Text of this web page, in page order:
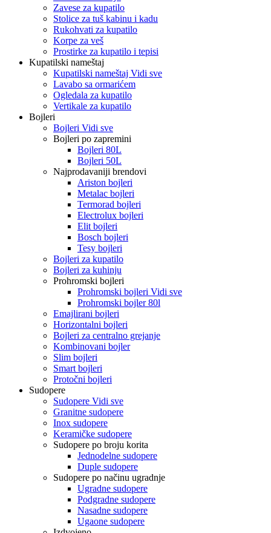
Zavese za kupatilo
Stolice za tuš kabinu i kadu
Rukohvati za kupatilo
Korpe za veš
Prostirke za kupatilo i tepisi
Kupatilski nameštaj
Kupatilski nameštaj Vidi sve
Lavabo sa ormarićem
Ogledala za kupatilo
Vertikale za kupatilo
Bojleri
Bojleri Vidi sve
Bojleri po zapremini
Bojleri 80L
Bojleri 50L
Najprodavaniji brendovi
Ariston bojleri
Metalac bojleri
Termorad bojleri
Electrolux bojleri
Elit bojleri
Bosch bojleri
Tesy bojleri
Bojleri za kupatilo
Bojleri za kuhinju
Prohromski bojleri
Prohromski bojleri Vidi sve
Prohromski bojler 80l
Emajlirani bojleri
Horizontalni bojleri
Bojleri za centralno grejanje
Kombinovani bojler
Slim bojleri
Smart bojleri
Protočni bojleri
Sudopere
Sudopere Vidi sve
Granitne sudopere
Inox sudopere
Keramičke sudopere
Sudopere po broju korita
Jednodelne sudopere
Duple sudopere
Sudopere po načinu ugradnje
Ugradne sudopere
Podgradne sudopere
Nasadne sudopere
Ugaone sudopere